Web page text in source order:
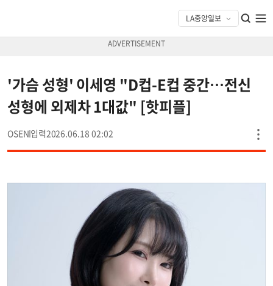
'가슴 성형' 이세영 "D컵-E컵 중간…전신
성형에 외제차 1대값" [핫피플]
OSEN 2026.06.18 02:02